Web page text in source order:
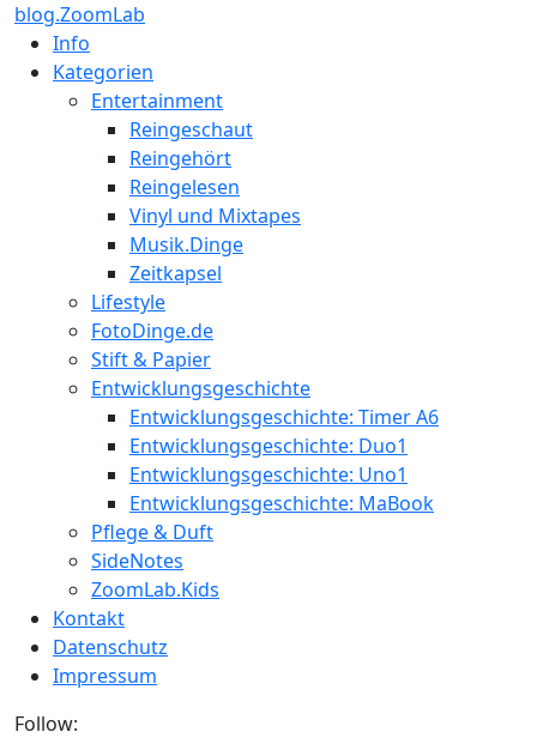
blog.ZoomLab
Info
Kategorien
Entertainment
Reingeschaut
Reingehört
Reingelesen
Vinyl und Mixtapes
Musik.Dinge
Zeitkapsel
Lifestyle
FotoDinge.de
Stift & Papier
Entwicklungsgeschichte
Entwicklungsgeschichte: Timer A6
Entwicklungsgeschichte: Duo1
Entwicklungsgeschichte: Uno1
Entwicklungsgeschichte: MaBook
Pflege & Duft
SideNotes
ZoomLab.Kids
Kontakt
Datenschutz
Impressum
Follow: